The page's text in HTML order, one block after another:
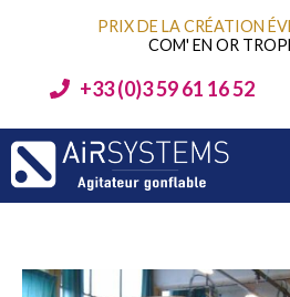
contenu
PRIX DE LA CRÉATION
COM' EN OR
+33 (0)3 59 61 16 52